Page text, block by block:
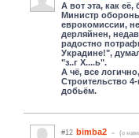
А вот эта, как
Министр
еврокомиссии,
дерляйнен,
радостно
Украдине!",
"з..г Х....ь".
А чё, все
Строительство
добьём.
#12 bimba2 (c